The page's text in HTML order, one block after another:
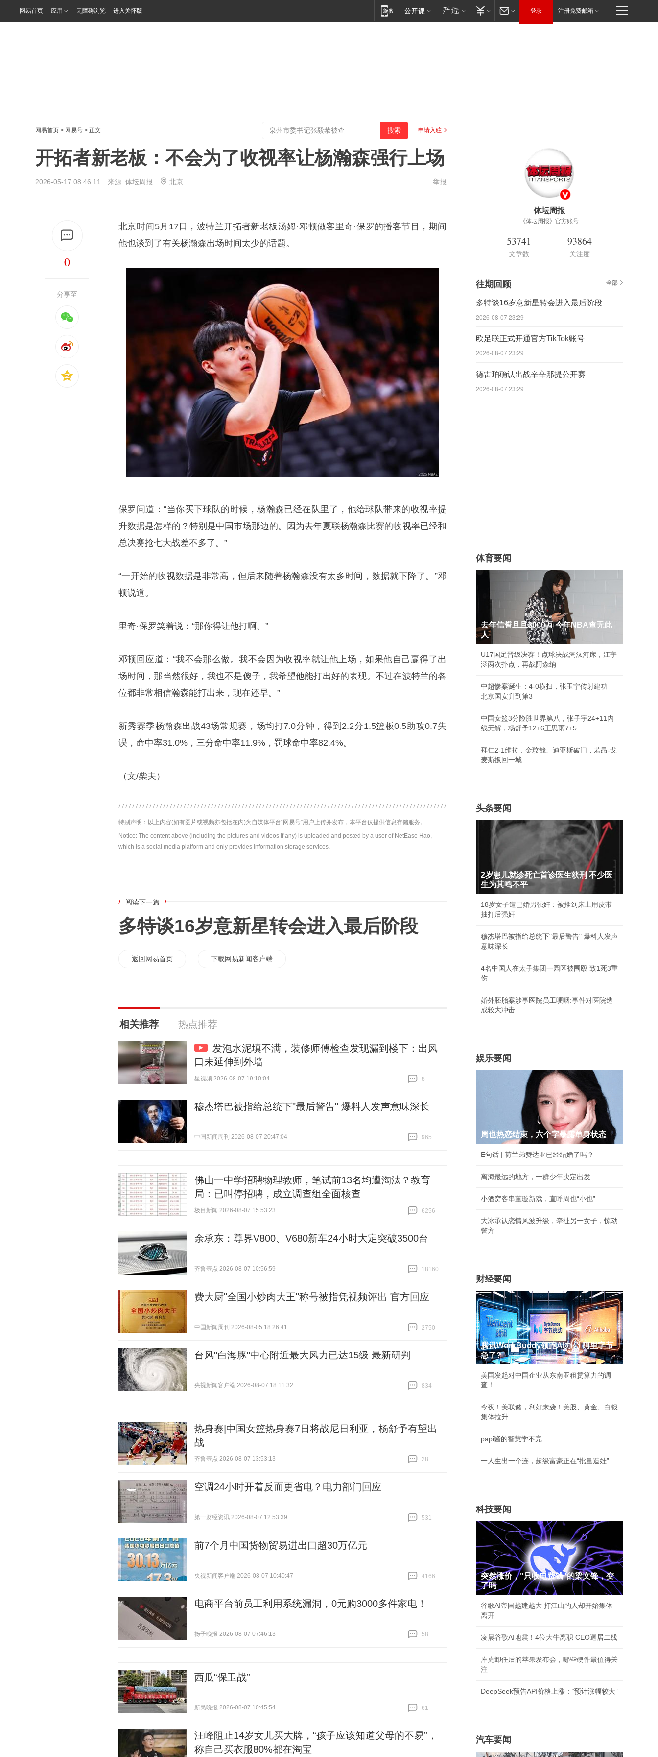
网易首页 应用 无障碍浏览 进入关怀版 登录 注册免费邮箱
网易首页 > 网易号 > 正文 申请入驻
开拓者新老板：不会为了收视率让杨瀚森强行上场
2026-05-17 08:46:11 来源: 体坛周报 北京 举报
0
分享至
北京时间5月17日，波特兰开拓者新老板汤姆·邓顿做客里奇·保罗的播客节目，期间
他也谈到了有关杨瀚森出场时间太少的话题。
保罗问道：“当你买下球队的时候，杨瀚森已经在队里了，他给球队带来的收视率提
升数据是怎样的？特别是中国市场那边的。因为去年夏联杨瀚森比赛的收视率已经和
总决赛抢七大战差不多了。”
“一开始的收视数据是非常高，但后来随着杨瀚森没有太多时间，数据就下降了。”邓
顿说道。
里奇·保罗笑着说：“那你得让他打啊。”
邓顿回应道：“我不会那么做。我不会因为收视率就让他上场，如果他自己赢得了出
场时间，那当然很好，我也不是傻子，我希望他能打出好的表现。不过在波特兰的各
位都非常相信瀚森能打出来，现在还早。”
新秀赛季杨瀚森出战43场常规赛，场均打7.0分钟，得到2.2分1.5篮板0.5助攻0.7失
误，命中率31.0%，三分命中率11.9%，罚球命中率82.4%。
（文/柴夫）
特别声明：以上内容(如有图片或视频亦包括在内)为自媒体平台“网易号”用户上传并发布，本平台仅提供信息存储服务。
Notice: The content above (including the pictures and videos if any) is uploaded and posted by a user of NetEase Hao,
which is a social media platform and only provides information storage services.
/ 阅读下一篇 /
多特谈16岁意新星转会进入最后阶段
返回网易首页 下载网易新闻客户端
相关推荐 热点推荐
发泡水泥填不满，装修师傅检查发现漏到楼下：出风
口未延伸到外墙
星视频 2026-08-07 19:10:04
8
穆杰塔巴被指给总统下"最后警告" 爆料人发声意味深长
中国新闻周刊 2026-08-07 20:47:04
965
佛山一中学招聘物理教师，笔试前13名均遭淘汰？教育
局：已叫停招聘，成立调查组全面核查
极目新闻 2026-08-07 15:53:23
6256
余承东：尊界V800、V680新车24小时大定突破3500台
齐鲁壹点 2026-08-07 10:56:59
18160
费大厨"全国小炒肉大王"称号被指凭视频评出 官方回应
中国新闻周刊 2026-08-05 18:26:41
2750
台风"白海豚"中心附近最大风力已达15级 最新研判
央视新闻客户端 2026-08-07 18:11:32
834
热身赛|中国女篮热身赛7日将战尼日利亚，杨舒予有望出
战
齐鲁壹点 2026-08-07 13:53:13
28
空调24小时开着反而更省电？电力部门回应
第一财经资讯 2026-08-07 12:53:39
531
前7个月中国货物贸易进出口超30万亿元
央视新闻客户端 2026-08-07 10:40:47
4166
电商平台前员工利用系统漏洞，0元购3000多件家电！
扬子晚报 2026-08-07 07:46:13
58
西瓜“保卫战”
新民晚报 2026-08-07 10:45:54
61
汪峰阻止14岁女儿买大牌，“孩子应该知道父母的不易”，
称自己买衣服80%都在淘宝
体坛周报
《体坛周报》官方账号
53741
文章数
93864
关注度
往期回顾 全部
多特谈16岁意新星转会进入最后阶段
2026-08-07 23:29
欧足联正式开通官方TikTok账号
2026-08-07 23:29
德雷珀确认出战辛辛那提公开赛
2026-08-07 23:29
体育要闻
去年信誓旦旦3000万 今年NBA查无此
人
U17国足晋级决赛！点球决战淘汰河床，江宇
涵两次扑点，再战阿森纳
中超惨案诞生：4-0横扫，张玉宁传射建功，
北京国安升到第3
中国女篮3分险胜世界第八，张子宇24+11内
线无解，杨舒予12+6王思雨7+5
拜仁2-1维拉，金玟哉、迪亚斯破门，若昂-戈
麦斯扳回一城
头条要闻
2岁患儿就诊死亡首诊医生获刑 不少医
生为其鸣不平
18岁女子遭已婚男强奸：被推到床上用皮带
抽打后强奸
穆杰塔巴被指给总统下"最后警告" 爆料人发声
意味深长
4名中国人在太子集团一园区被围殴 致1死3重
伤
婚外胚胎案涉事医院员工哽咽:事件对医院造
成较大冲击
娱乐要闻
周也热恋结束，六个字暴露单身状态
E句话 | 荷兰弟赞达亚已经结婚了吗？
离海最远的地方，一群少年决定出发
小酒窝客串董璇新戏，直呼周也“小也”
大冰承认恋情风波升级，牵扯另一女子，惊动
警方
财经要闻
腾讯WorkBuddy领跑AI办公 阿里字节
急了?
美国发起对中国企业从东南亚租赁算力的调
查！
今夜！美联储，利好来袭！美股、黄金、白银
集体拉升
papi酱的智慧学不完
一人生出一个连，超级富豪正在“批量造娃”
科技要闻
突然涨价，"只收电费钱"的梁文锋，变
了吗
谷歌AI帝国越建越大 打江山的人却开始集体
离开
凌晨谷歌AI地震！4位大牛离职 CEO退居二线
库克卸任后的苹果发布会，哪些硬件最值得关
注
DeepSeek预告API价格上涨：“预计涨幅较大”
汽车要闻